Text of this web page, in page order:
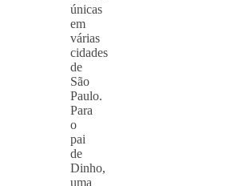
únicas
em
várias
cidades
de
São
Paulo.
Para
o
pai
de
Dinho,
uma